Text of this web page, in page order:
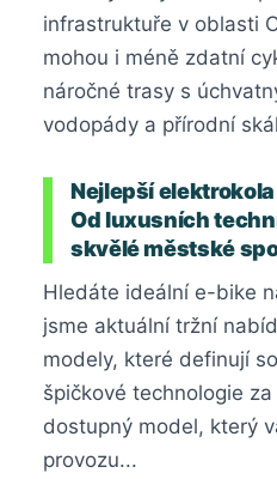
infrastruktuře v oblasti
mohou i méně zdatní
náročné trasy s
vodopády a přírodní
Nejlepší
Od luxusních
skvělé městské
Hledáte ideální e-bike
jsme aktuální tržní
modely, které definují
špičkové technologie
dostupný model, který
provozu...